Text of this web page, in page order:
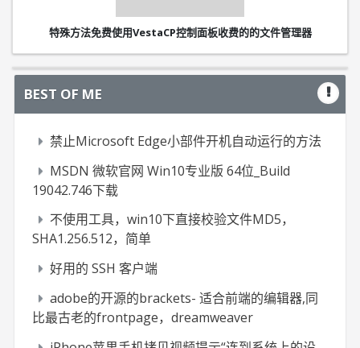
特殊方法免费使用VestaCP控制面板收费的的文件管理器
BEST OF ME
禁止Microsoft Edge小部件开机自动运行的方法
MSDN 微软官网 Win10专业版 64位_Build
19042.746下载
不使用工具，win10下直接校验文件MD5，
SHA1.256.512，简单
好用的 SSH 客户端
adobe的开源的brackets- 适合前端的编辑器,同
比最古老的frontpage，dreamweaver